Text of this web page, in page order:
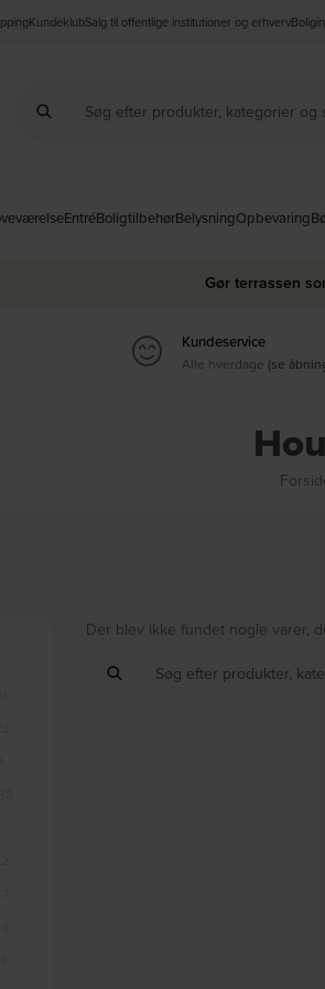
KundeklubSalg til offentlige institutioner og erhverv
EntréBoligtilbehørBelysningOpbevaring
Gør terrassen
Kundeservice
Alle hverdage (se
Der blev ikke fundet nogle varer,